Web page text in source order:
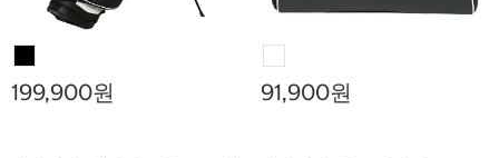
199,900원 91,900원